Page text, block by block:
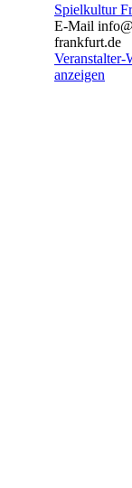
Spielkultur
E-Mail
frankfurt.de
Veranstalter-
anzeigen